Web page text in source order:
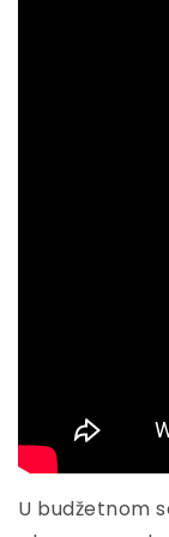
U budžetnom